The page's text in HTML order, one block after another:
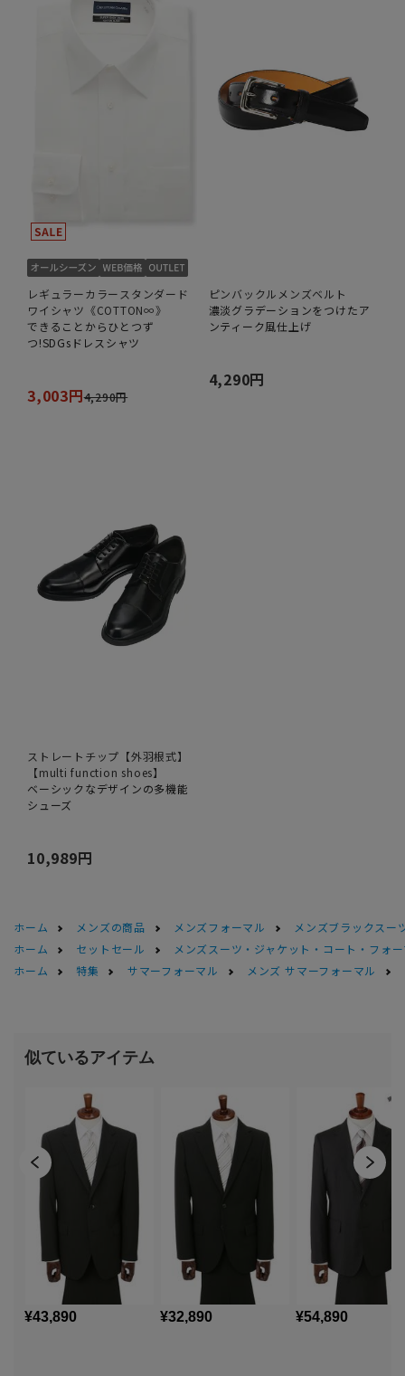
レギュラーカラースタンダード
ワイシャツ《COTTON∞》
できることからひとつず
つ!SDGsドレスシャツ
3,003円4,290円
ピンバックルメンズベルト
濃淡グラデーションをつけたア
ンティーク風仕上げ
4,290円
ストレートチップ【外羽根式】
【multi function shoes】
ベーシックなデザインの多機能
シューズ
10,989円
ホーム メンズの商品 メンズフォーマル
メンズブラックスー
ホーム
セットセール
メンズスーツ・ジャケット・コート・フォ
ホーム
特集 サマーフォーマル メンズ サマーフォーマル